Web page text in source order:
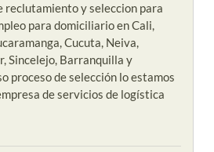
reclutamiento y seleccion para
para domiciliario en Cali,
Cucuta, Neiva,
Sincelejo, Barranquilla y
proceso de selección lo estamos
de servicios de logística